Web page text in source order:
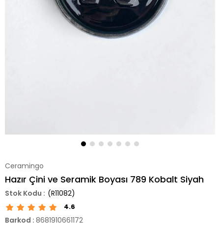
Ceramingo
Hazır Çini ve Seramik Boyası 789 Kobalt Siyah
(R11082)
4.6
Barkod : 8681910661172